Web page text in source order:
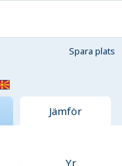
Spara plats
Jämför
Yr